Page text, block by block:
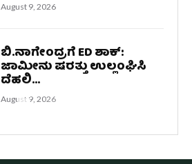
August 9, 2026
ಬಿ.ನಾಗೇಂದ್ರಗೆ ED ಶಾಕ್:
ಜಾಮೀನು ಷರತ್ತು ಉಲ್ಲಂಘಿಸಿ
ದೆಹಲಿ...
August 9, 2026